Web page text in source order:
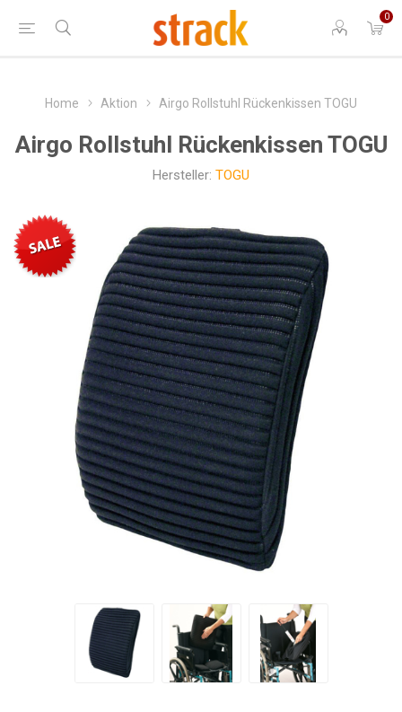
0
Home Aktion Airgo Rollstuhl Rückenkissen TOGU
Airgo Rollstuhl Rückenkissen TOGU
Hersteller: TOGU